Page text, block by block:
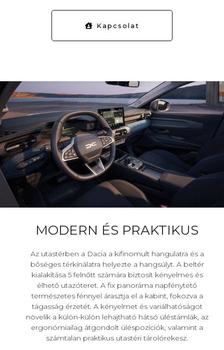
Kapcsolat
MODERN ÉS PRAKTIKUS
Az utastérben a Dacia a kifinomult hangulatra és a
bőséges térkínálatra helyezte a hangsúlyt. A beltér
kialakítása 5 felnőtt számára biztosít kényelmes és
élhető utazóteret. A fix panoráma napfénytető
természetes fénnyel árasztja el a kabint, fokozva a
tágasság érzetét. A kényelmet és variálhatóságot
növelik a külön-külön lehajtható hátsó üléstámlák, az
ergonómiailag átgondolt üléspozíciók, valamint a
számtalan praktikus utastéri tárolórekesz.